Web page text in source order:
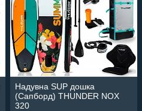
Надувна SUP дошка
(Сапборд) THUNDER NOX
320